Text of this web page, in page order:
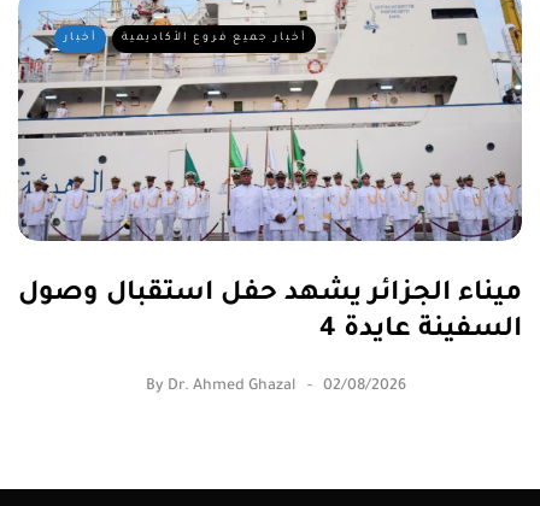
أخبار أخبار جميع فروع الأكاديمية
ميناء الجزائر يشهد حفل استقبال وصول
السفينة عايدة 4
By Dr. Ahmed Ghazal 02/08/2026